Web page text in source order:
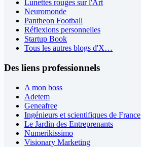
Lunettes rouges sur l'Art
Neuromonde
Pantheon Football
Réflexions personnelles
Startup Book
Tous les autres blogs d'X…
Des liens professionnels
A mon boss
Adetem
Geneafree
Ingénieurs et scientifiques de France
Le Jardin des Entreprenants
Numerikissimo
Visionary Marketing